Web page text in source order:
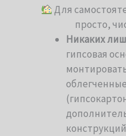
Для
просто,
Никаких
гипсовая